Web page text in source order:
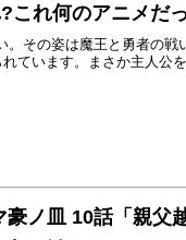
これ何のアニメだっ
。その姿は魔王と勇者の戦
ています。まさか主人公
豪ノ皿 10話「親